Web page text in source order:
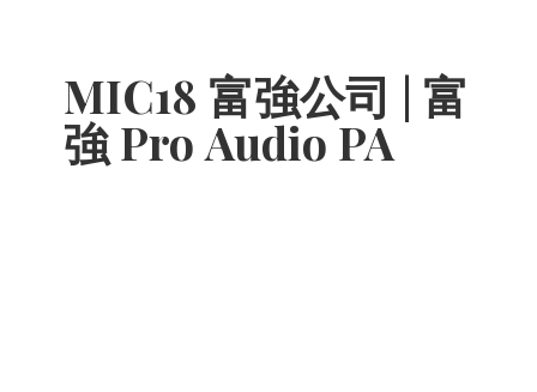
MIC18 富強公司 | 富
強 Pro Audio PA